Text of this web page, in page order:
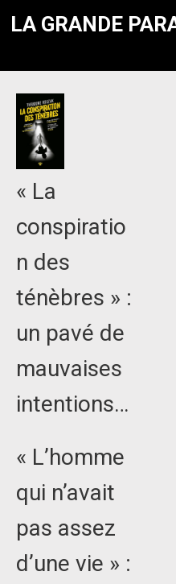
LA GRANDE
« La
conspiratio
n des
ténèbres » :
un pavé de
mauvaises
intentions…
« L’homme
qui n’avait
pas assez
d’une vie » :